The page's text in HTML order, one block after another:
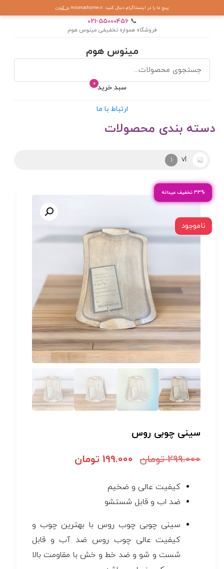
پیج ما را در اینستاگرام دنبال کنید: mionoshome.ir رد کردن
📞
021-55000456
فروشگاه همواره تخفیفی مینوس هوم
مینوس هوم
0 سبد خرید
ارتباط با ما
دسته بندی محصولات
۳۳% تخفیف عیدانه
سینی چوبی روس
299.000 تومان 199.000 تومان
کیفیت عالی و ضخیم
ضد اب و قابل شستشو
سینی چوبی چوب روس با بهترین چوب و
کیفیت عالی چوب روس ضد آب و قابل
شست و شو و ضد خط و خش با مقاومت بالا
ناموجود